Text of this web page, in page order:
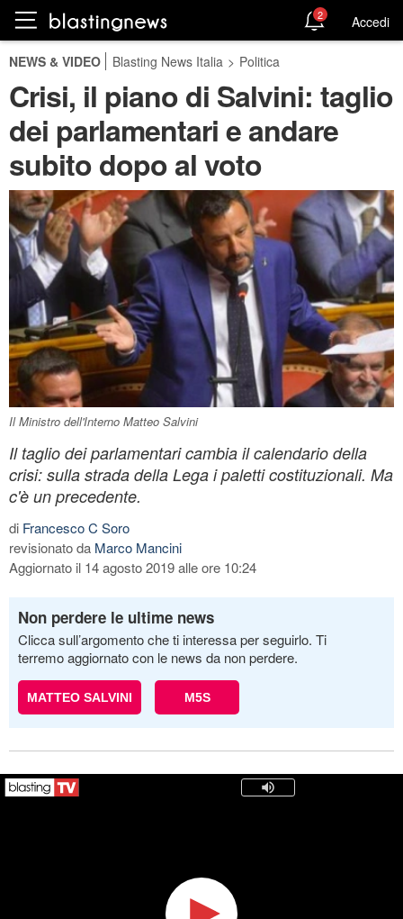
2 Accedi
NEWS & VIDEO Blasting News Italia > Politica
Crisi, il piano di Salvini: taglio
dei parlamentari e andare
subito dopo al voto
Il Ministro dell'Interno Matteo Salvini
Il taglio dei parlamentari cambia il calendario della
crisi: sulla strada della Lega i paletti costituzionali. Ma
c'è un precedente.
di Francesco C Soro
revisionato da Marco Mancini
Aggiornato il 14 agosto 2019 alle ore 10:24
Non perdere le ultime news
Clicca sull’argomento che ti interessa per seguirlo. Ti
terremo aggiornato con le news da non perdere.
MATTEO SALVINI M5S